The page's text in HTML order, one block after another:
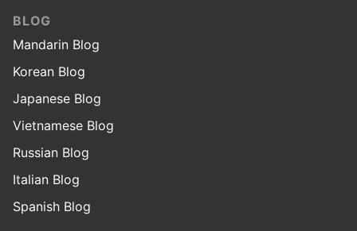
BLOG
Mandarin Blog
Korean Blog
Japanese Blog
Vietnamese Blog
Russian Blog
Italian Blog
Spanish Blog